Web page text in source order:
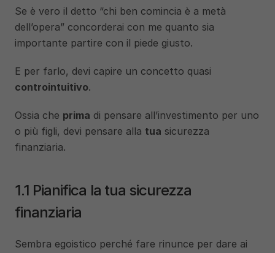
Se è vero il detto “chi ben comincia è a metà
dell’opera” concorderai con me quanto sia
importante partire con il piede giusto.
controintuitivo.
Ossia che prima di pensare all’investimento per uno
o più figli, devi pensare alla tua sicurezza
finanziaria.
1.1 Pianifica la tua sicurezza
finanziaria
Sembra egoistico perché fare rinunce per dare ai